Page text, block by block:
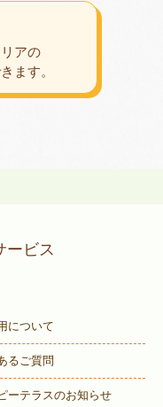
アの
ます。
ービス
について
るご質問
ーテラスのお知らせ